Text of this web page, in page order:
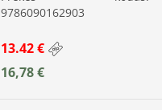
9786090162903
13.42 €
16,78€